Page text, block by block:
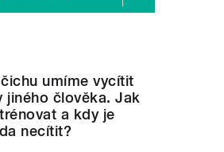
umíme vycítit
jiného člověka. Jak
a kdy je
necítit?